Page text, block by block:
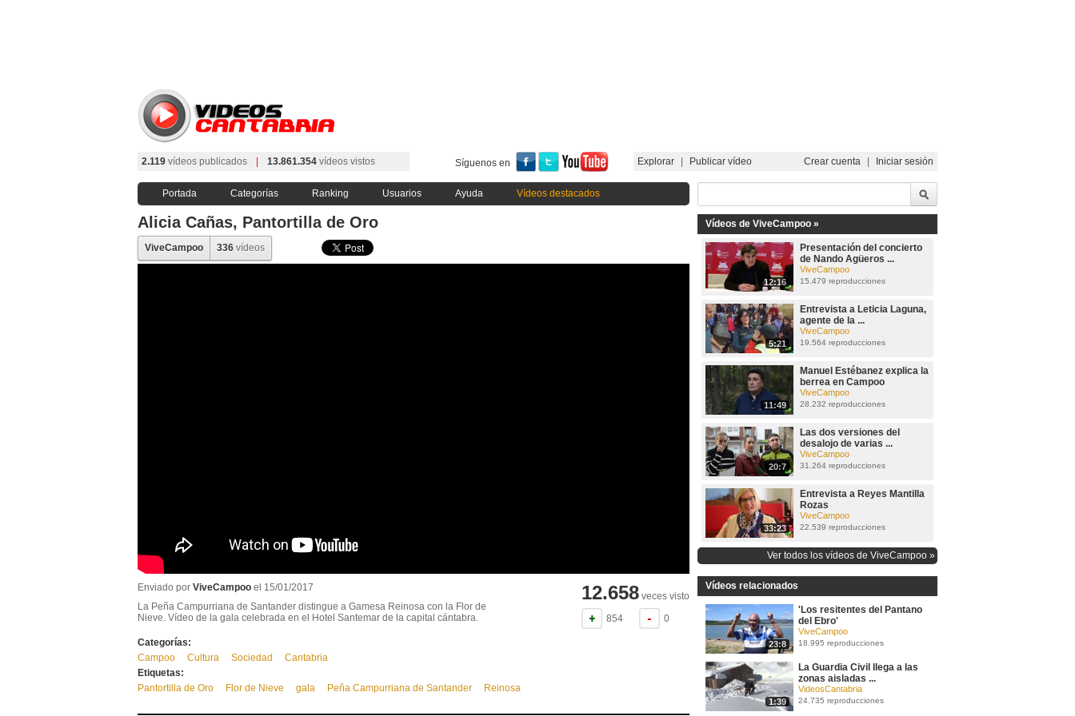
2.119 vídeos publicados 13.861.354 vídeos vistos Síguenos en Explorar Publicar vídeo Crear cuenta Iniciar sesión
Portada Categorías Ranking Usuarios Ayuda Vídeos destacados
Alicia Cañas, Pantortilla de Oro
ViveCampoo 336 vídeos
Enviado por ViveCampoo el 15/01/2017
La Peña Campurriana de Santander distingue a Gamesa Reinosa con la Flor de
Nieve. Vídeo de la gala celebrada en el Hotel Santemar de la capital cántabra.
12.658 veces visto
854
0
Categorías:
Campoo
Cultura Sociedad
Cantabria
Etiquetas:
Pantortilla de Oro
Flor de Nieve gala Peña Campurriana de Santander Reinosa
Vídeos de ViveCampoo »
12:16
Presentación del concierto
de Nando Agüeros ...
ViveCampoo
15.479 reproducciones
5:21
Entrevista a Leticia Laguna,
agente de la ...
ViveCampoo
19.564 reproducciones
11:49
Manuel Estébanez explica la
berrea en Campoo
ViveCampoo
28.232 reproducciones
20:7
Las dos versiones del
desalojo de varias ...
ViveCampoo
31.264 reproducciones
33:23
Entrevista a Reyes Mantilla
Rozas
ViveCampoo
22.539 reproducciones
Ver todos los vídeos de ViveCampoo »
Vídeos relacionados
23:8
'Los resitentes del Pantano
del Ebro'
ViveCampoo
18.995 reproducciones
1:39
La Guardia Civil llega a las
zonas aisladas ...
VideosCantabria
24.735 reproducciones